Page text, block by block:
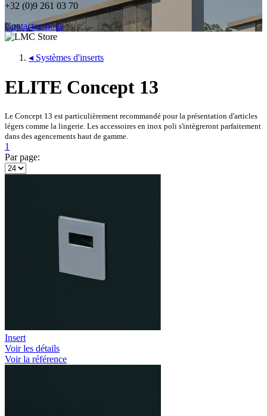
+32 (0)9 261 03 70
Contactez-nous
◂ Systèmes d'inserts
ELITE Concept 13
Le Concept 13 est particulièrement recommandé pour la présentation d'articles
légers comme la lingerie. Les accessoires en inox poli s'intègreront parfaitement
dans des agencements haut de gamme.
1
Par page:
Insert
Voir les détails
Voir la référence